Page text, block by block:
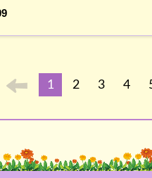
1 2 3 4